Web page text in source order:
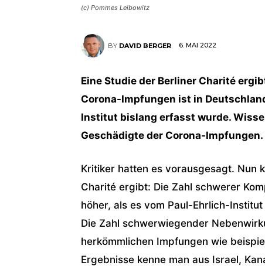
(c) Pommes Leibowitz
BY DAVID BERGER 6. MAI 2022
Eine Studie der Berliner Charité
Corona-Impfungen ist in
Institut bislang erfasst wurde.
Geschädigte der Corona-Impfungen.
Kritiker hatten es vorausgesagt. Nun
Charité ergibt: Die Zahl schwerer
höher, als es vom Paul-Ehrlich-
Die Zahl schwerwiegender
herkömmlichen Impfungen wie
Ergebnisse kenne man aus Israel,